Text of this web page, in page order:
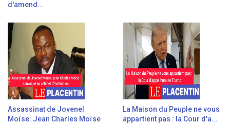
d'amend...
Assassinat de Jovenel
Moïse: Jean Charles Moïse
La Maison du Peuple ne vous
appartient pas : la Cour d'a...